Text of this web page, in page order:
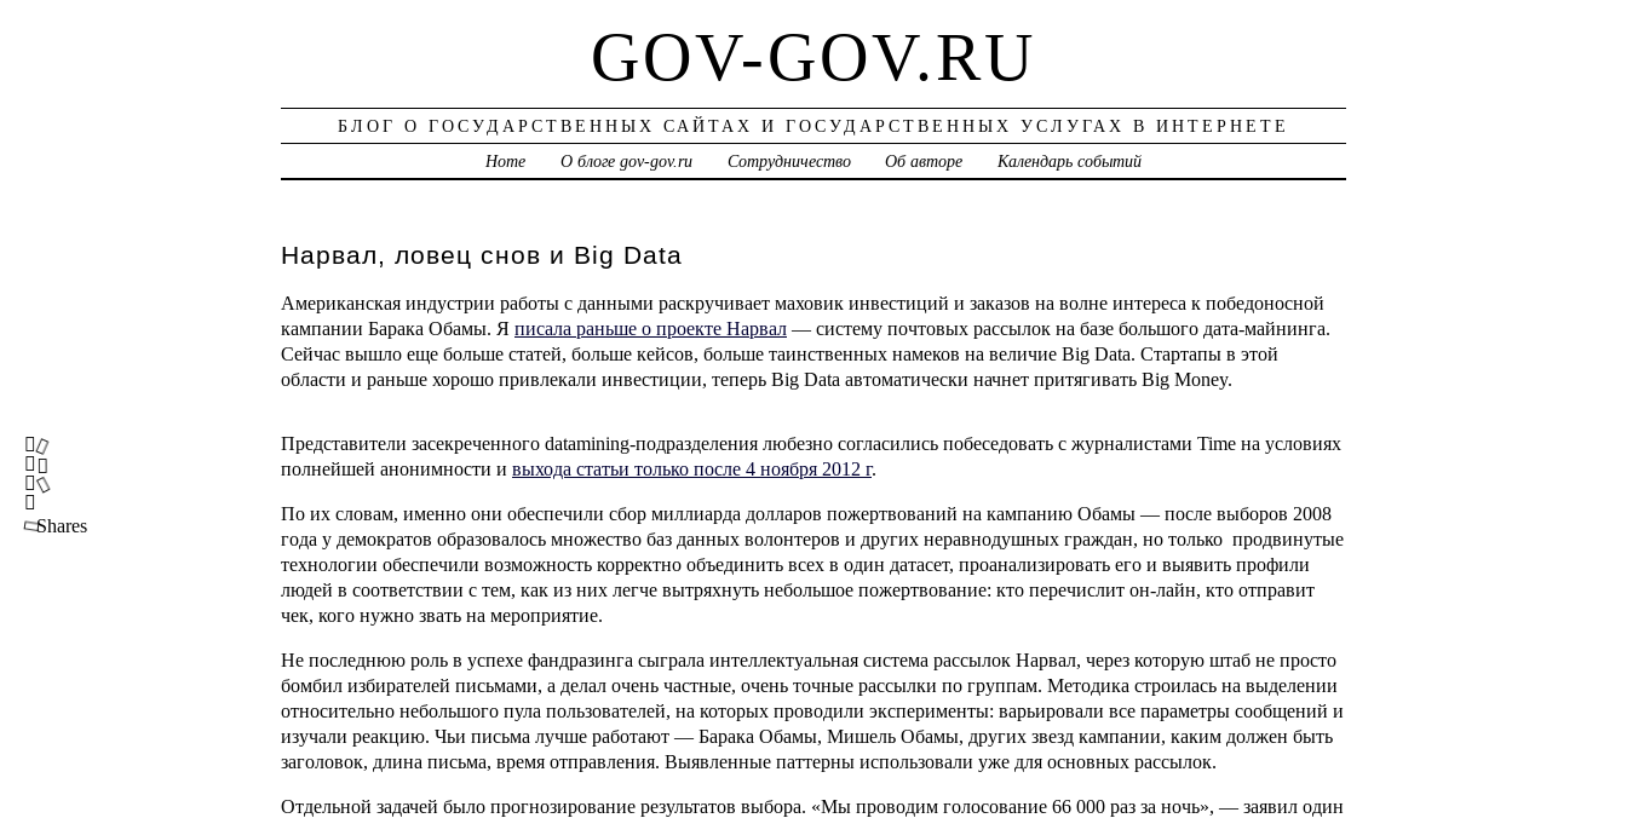
GOV-GOV.RU
БЛОГ О ГОСУДАРСТВЕННЫХ САЙТАХ И ГОСУДАРСТВЕННЫХ УСЛУГАХ В ИНТЕРНЕТЕ
Home
О блоге gov-gov.ru Сотрудничество Об авторе Календарь событий
Нарвал, ловец снов и Big Data
Американская индустрии работы с данными раскручивает маховик инвестиций и заказов на волне интереса к победоносной
кампании Барака Обамы. Я писала раньше о проекте Нарвал — систему почтовых рассылок на базе большого дата-майнинга.
Сейчас вышло еще больше статей, больше кейсов, больше таинственных намеков на величие Big Data. Стартапы в этой
области и раньше хорошо привлекали инвестиции, теперь Big Data автоматически начнет притягивать Big Money.
Представители засекреченного datamining-подразделения любезно согласились побеседовать с журналистами Time на условиях
полнейшей анонимности и выхода статьи только после 4 ноября 2012 г.
По их словам, именно они обеспечили сбор миллиарда долларов пожертвований на кампанию Обамы — после выборов 2008
года у демократов образовалось множество баз данных волонтеров и других неравнодушных граждан, но только продвинутые
технологии обеспечили возможность корректно объединить всех в один датасет, проанализировать его и выявить профили
людей в соответствии с тем, как из них легче вытряхнуть небольшое пожертвование: кто перечислит он-лайн, кто отправит
чек, кого нужно звать на мероприятие.
Не последнюю роль в успехе фандразинга сыграла интеллектуальная система рассылок Нарвал, через которую штаб не просто
бомбил избирателей письмами, а делал очень частные, очень точные рассылки по группам. Методика строилась на выделении
относительно небольшого пула пользователей, на которых проводили эксперименты: варьировали все параметры сообщений и
изучали реакцию. Чьи письма лучше работают — Барака Обамы, Мишель Обамы, других звезд кампании, каким должен быть
заголовок, длина письма, время отправления. Выявленные паттерны использовали уже для основных рассылок.
Отдельной задачей было прогнозирование результатов выбора. «Мы проводим голосование 66 000 раз за ночь», — заявил один
Shares